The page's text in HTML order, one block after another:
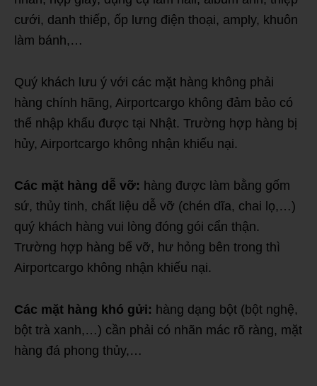
cưới, danh thiếp, ốp lưng điện thoại, amply, khuôn
làm bánh,…
Quý khách lưu ý với các mặt hàng không phải
hàng chính hãng, Airportcargo không đảm bảo có
thể nhập khẩu được tại Nhật. Trường hợp hàng bị
hủy, Airportcargo không nhận khiếu nại.
Các mặt hàng dễ vỡ: hàng được làm bằng gốm
sứ, thủy tinh, chất liệu dễ vỡ (chén dĩa, chai lọ,…)
quý khách hàng vui lòng đóng gói cẩn thận.
Trường hợp hàng bể vỡ, hư hỏng bên trong thì
Airportcargo không nhận khiếu nại.
Các mặt hàng khó gửi: hàng dạng bột (bột nghệ,
bột trà xanh,…) cần phải có nhãn mác rõ ràng, mặt
hàng đá phong thủy,…